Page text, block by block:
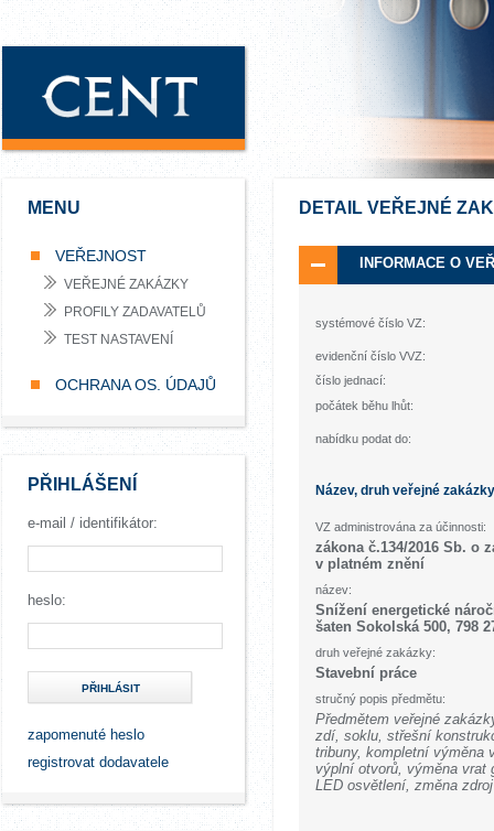
MENU
VEŘEJNOST
VEŘEJNÉ ZAKÁZKY
PROFILY ZADAVATELŮ
TEST NASTAVENÍ
OCHRANA OS. ÚDAJŮ
PŘIHLÁŠENÍ
e-mail / identifikátor:
heslo:
PŘIHLÁSIT
zapomenuté heslo
registrovat dodavatele
DETAIL VEŘEJNÉ
INFORMACE O
systémové číslo VZ:
evidenční číslo VVZ:
číslo jednací:
počátek běhu lhůt:
nabídku podat do:
Název, druh veřejné
VZ administrována za účinnosti:
zákona č.134/2016 Sb. o
v platném znění
název:
Snížení energetické
šaten Sokolská 500, 798
druh veřejné zakázky:
Stavební práce
stručný popis předmětu:
Předmětem veřejné
zdí, soklu, střešní
tribuny, kompletní výměna
výplní otvorů, výměna vrat
LED osvětlení, změna